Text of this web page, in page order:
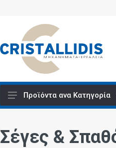
Βάσεις Εργαλείων
Προϊόντα ανα Κατηγορία
Σέγες &